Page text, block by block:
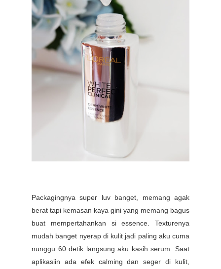
Packagingnya super luv banget, memang agak
berat tapi kemasan kaya gini yang memang bagus
buat mempertahankan si essence. Texturenya
mudah banget nyerap di kulit jadi paling aku cuma
nunggu 60 detik langsung aku kasih serum. Saat
aplikasiin ada efek calming dan seger di kulit,